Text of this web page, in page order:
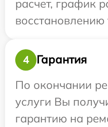
расчет, график
восстановлению
4
Гарантия
По окончании
услуги Вы
гарантию на